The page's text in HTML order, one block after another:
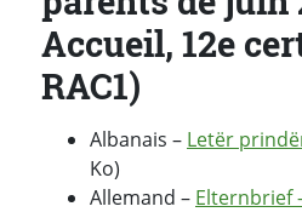
Accueil, 12e
RAC1)
Albanais – Letër
Ko)
Allemand – Elternbrief